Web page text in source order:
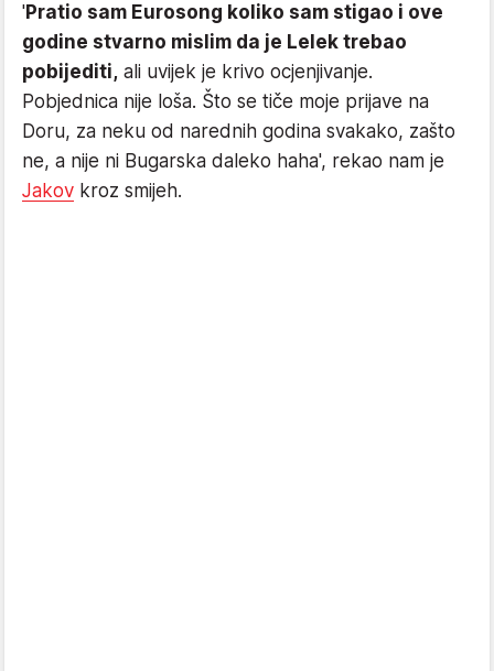
'Pratio sam Eurosong koliko sam stigao i ove
godine stvarno mislim da je Lelek trebao
pobijediti, ali uvijek je krivo ocjenjivanje.
Pobjednica nije loša. Što se tiče moje prijave na
Doru, za neku od narednih godina svakako, zašto
ne, a nije ni Bugarska daleko haha', rekao nam je
Jakov kroz smijeh.